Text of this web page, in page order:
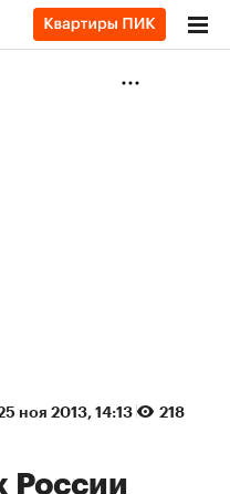
ноя 2013, 14:13 218
России